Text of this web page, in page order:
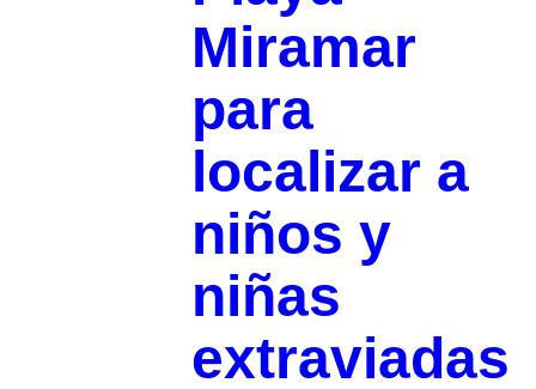
Miramar
para
localizar a
niños y
niñas
extraviadas